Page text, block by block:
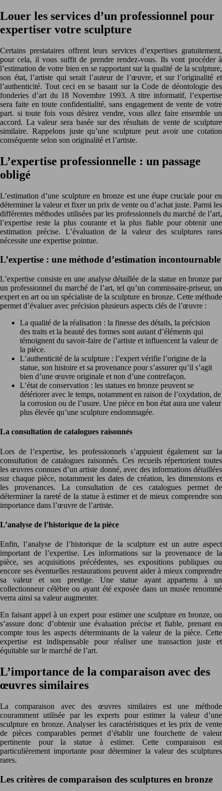
Louer les services d’un professionnel pour
expertiser votre sculpture
Certains prestataires offrent leurs services d’expertises gratuitement,
pour cela, il vous suffit de prendre rendez-vous. Ils vont procéder à
l’estimation de votre bien en se rapportant sur la qualité de la sculpture,
son état, l’artiste qui serait l’auteur de l’œuvre, et sur l’originalité et
l’authenticité. Tout ceci en se basant sur la Code de déontologie des
fonderies d’art du 18 Novembre 1993. A titre informatif, l’expertise
sera faite en toute confidentialité, sans engagement de vente de votre
part. si toute fois vous désirez vendre, vous allez faire ensemble un
accord. La valeur sera basée sur des résultats de vente de sculpture
similaire. Rappelons juste qu’une sculpture peut avoir une cotation
conséquente selon son originalité et l’artiste.
L’expertise professionnelle : un passage
obligé
L’estimation d’une sculpture en bronze est une étape cruciale pour en
déterminer la valeur et fixer un prix de vente ou d’achat juste. Parmi les
différentes méthodes utilisées par les professionnels du marché de l’art,
l’expertise reste la plus courante et la plus fiable pour obtenir une
estimation précise. L’évaluation de la valeur des sculptures rares
nécessite une expertise pointue.
L’expertise : une méthode d’estimation incontournable
L’expertise consiste en une analyse détaillée de la statue en bronze par
un professionnel du marché de l’art, tel qu’un commissaire-priseur, un
expert en art ou un spécialiste de la sculpture en bronze. Cette méthode
permet d’évaluer avec précision plusieurs aspects clés de l’œuvre :
La qualité de la réalisation : la finesse des détails, la précision
des traits et la beauté des formes sont autant d’éléments qui
témoignent du savoir-faire de l’artiste et influencent la valeur de
la pièce.
L’authenticité de la sculpture : l’expert vérifie l’origine de la
statue, son histoire et sa provenance pour s’assurer qu’il s’agit
bien d’une œuvre originale et non d’une contrefaçon.
L’état de conservation : les statues en bronze peuvent se
détériorer avec le temps, notamment en raison de l’oxydation, de
la corrosion ou de l’usure. Une pièce en bon état aura une valeur
plus élevée qu’une sculpture endommagée.
La consultation de catalogues raisonnés
Lors de l’expertise, les professionnels s’appuient également sur la
consultation de catalogues raisonnés. Ces recueils répertorient toutes
les œuvres connues d’un artiste donné, avec des informations détaillées
sur chaque pièce, notamment les dates de création, les dimensions et
les provenances. La consultation de ces catalogues permet de
déterminer la rareté de la statue à estimer et de mieux comprendre son
importance dans l’œuvre de l’artiste.
L’analyse de l’historique de la pièce
Enfin, l’analyse de l’historique de la sculpture est un autre aspect
important de l’expertise. Les informations sur la provenance de la
pièce, ses acquisitions précédentes, ses expositions publiques ou
encore ses éventuelles restaurations peuvent aider à mieux comprendre
sa valeur et son prestige. Une statue ayant appartenu à un
collectionneur célèbre ou ayant été exposée dans un musée renommé
verra ainsi sa valeur augmenter.
En faisant appel à un expert pour estimer une sculpture en bronze, on
s’assure donc d’obtenir une évaluation précise et fiable, prenant en
compte tous les aspects déterminants de la valeur de la pièce. Cette
expertise est indispensable pour réaliser une transaction juste et
équitable sur le marché de l’art.
L’importance de la comparaison avec des
œuvres similaires
La comparaison avec des œuvres similaires est une méthode
couramment utilisée par les experts pour estimer la valeur d’une
sculpture en bronze. Analyser les caractéristiques et les prix de vente
de pièces comparables permet d’établir une fourchette de valeur
pertinente pour la statue à estimer. Cette comparaison est
particulièrement importante pour déterminer la valeur des sculptures
rares.
Les critères de comparaison des sculptures en bronze